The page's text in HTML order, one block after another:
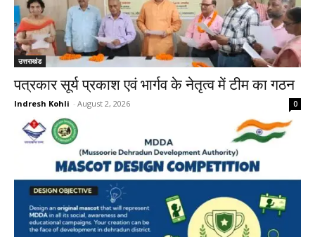
उत्तराखंड
पत्रकार सूर्य प्रकाश एवं भार्गव के नेतृत्व में टीम का गठन
Indresh Kohli - August 2, 2026 0